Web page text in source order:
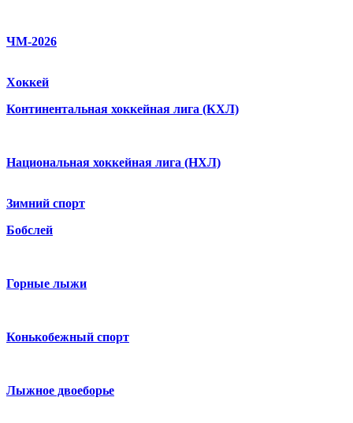
ЧМ-2026
Хоккей
Континентальная хоккейная лига (КХЛ)
Национальная хоккейная лига (НХЛ)
Зимний спорт
Бобслей
Горные лыжи
Конькобежный спорт
Лыжное двоеборье